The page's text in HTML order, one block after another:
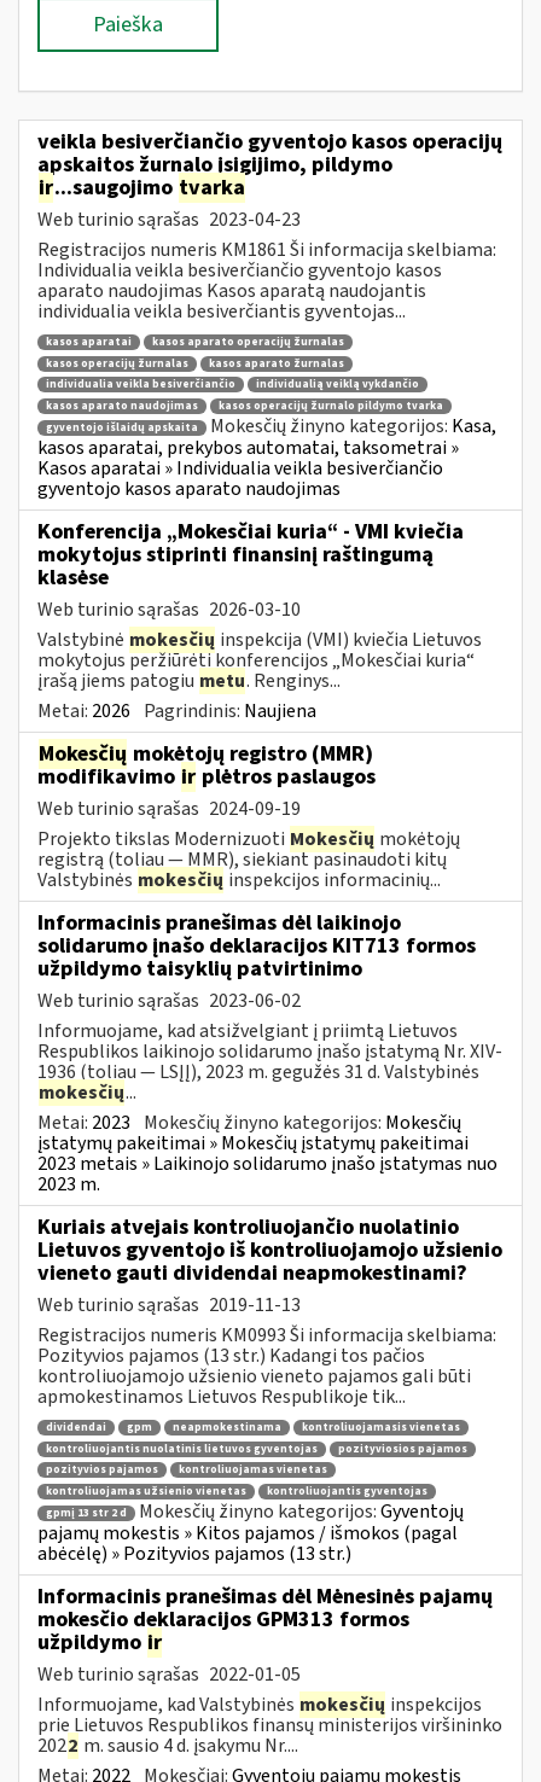
Paieška
veikla besiverčiančio gyventojo kasos operacijų
apskaitos žurnalo įsigijimo, pildymo
ir...saugojimo tvarka
Web turinio sąrašas 2023-04-23
Registracijos numeris KM1861 Ši informacija skelbiama:
Individualia veikla besiverčiančio gyventojo kasos
aparato naudojimas Kasos aparatą naudojantis
individualia veikla besiverčiantis gyventojas...
kasos aparatai
kasos aparato operacijų žurnalas
kasos operacijų žurnalas
kasos aparato žurnalas
individualia veikla besiverčiančio
individualią veiklą vykdančio
kasos aparato naudojimas
kasos operacijų žurnalo pildymo tvarka
gyventojo išlaidų apskaita
Mokesčių žinyno kategorijos: Kasa,
kasos aparatai, prekybos automatai, taksometrai »
Kasos aparatai » Individualia veikla besiverčiančio
gyventojo kasos aparato naudojimas
Konferencija „Mokesčiai kuria“ - VMI kviečia
mokytojus stiprinti finansinį raštingumą
klasėse
Web turinio sąrašas 2026-03-10
Valstybinė mokesčių inspekcija (VMI) kviečia Lietuvos
mokytojus peržiūrėti konferencijos „Mokesčiai kuria“
įrašą jiems patogiu metu. Renginys...
Metai: 2026 Pagrindinis: Naujiena
Mokesčių mokėtojų registro (MMR)
modifikavimo ir plėtros paslaugos
Web turinio sąrašas 2024-09-19
Projekto tikslas Modernizuoti Mokesčių mokėtojų
registrą (toliau — MMR), siekiant pasinaudoti kitų
Valstybinės mokesčių inspekcijos informacinių...
Informacinis pranešimas dėl laikinojo
solidarumo įnašo deklaracijos KIT713 formos
užpildymo taisyklių patvirtinimo
Web turinio sąrašas 2023-06-02
Informuojame, kad atsižvelgiant į priimtą Lietuvos
Respublikos laikinojo solidarumo įnašo įstatymą Nr. XIV-
1936 (toliau — LSĮĮ), 2023 m. gegužės 31 d. Valstybinės
mokesčių...
Metai: 2023 Mokesčių žinyno kategorijos: Mokesčių
įstatymų pakeitimai » Mokesčių įstatymų pakeitimai
2023 metais » Laikinojo solidarumo įnašo įstatymas nuo
2023 m.
Kuriais atvejais kontroliuojančio nuolatinio
Lietuvos gyventojo iš kontroliuojamojo užsienio
vieneto gauti dividendai neapmokestinami?
Web turinio sąrašas 2019-11-13
Registracijos numeris KM0993 Ši informacija skelbiama:
Pozityvios pajamos (13 str.) Kadangi tos pačios
kontroliuojamojo užsienio vieneto pajamos gali būti
apmokestinamos Lietuvos Respublikoje tik...
dividendai gpm neapmokestinama
kontroliuojamasis vienetas
kontroliuojantis nuolatinis lietuvos gyventojas
pozityviosios pajamos
pozityvios pajamos
kontroliuojamas vienetas
kontroliuojamas užsienio vienetas
kontroliuojantis gyventojas
gpmį 13 str 2 d
Mokesčių žinyno kategorijos:Gyventojų
pajamų mokestis » Kitos pajamos / išmokos (pagal
abėcėlę) » Pozityvios pajamos (13 str.)
Informacinis pranešimas dėl Mėnesinės pajamų
mokesčio deklaracijos GPM313 formos
užpildymo ir
Web turinio sąrašas 2022-01-05
Informuojame, kad Valstybinės mokesčių inspekcijos
prie Lietuvos Respublikos finansų ministerijos viršininko
2022 m. sausio 4 d. įsakymu Nr....
Metai: 2022 Mokesčiai:Gyventojų pajamų mokestis